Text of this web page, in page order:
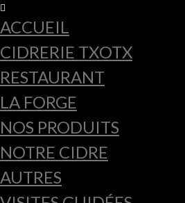
ACCUEIL
CIDRERIE TXOTX
RESTAURANT
LA FORGE
NOS PRODUITS
NOTRE CIDRE
AUTRES